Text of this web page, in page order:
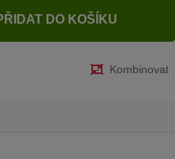
DO KOŠÍKU
Kombinovat